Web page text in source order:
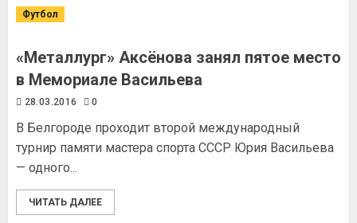
Футбол
«Металлург» Аксёнова занял пятое место
в Мемориале Васильева
28.03.2016 0
В Белгороде проходит второй международный
турнир памяти мастера спорта СССР Юрия Васильева
— одного...
ЧИТАТЬ ДАЛЕЕ